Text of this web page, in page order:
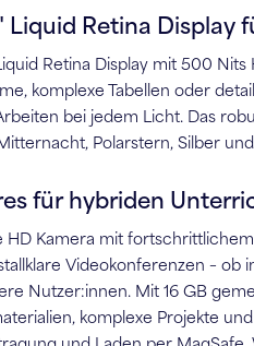
Liquid Retina Display
Retina Display mit 500
komplexe Tabellen oder
bei jedem Licht. Das
Polarstern, Silber und
für hybriden
HD Kamera mit
Videokonferenzen –
Nutzer:innen. Mit 16 GB
komplexe Projekte